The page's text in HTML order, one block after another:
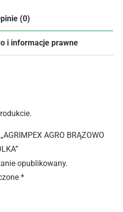
(0)
i informacje prawne
AGRO BRĄZOWO
opublikowany.
*